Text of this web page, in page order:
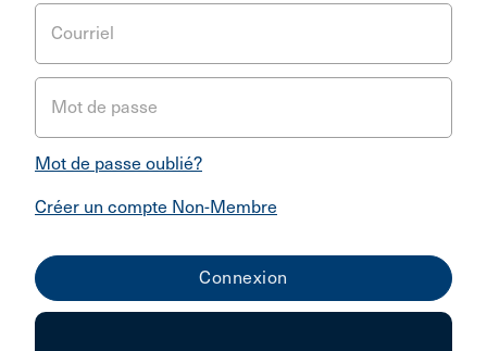
Courriel
Mot de passe
Mot de passe oublié?
Créer un compte Non-Membre